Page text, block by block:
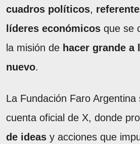
cuadros políticos,
líderes económicos que se
la misión de hacer grande a
nuevo.
La Fundación Faro
cuenta oficial de X, donde
de ideas y acciones que